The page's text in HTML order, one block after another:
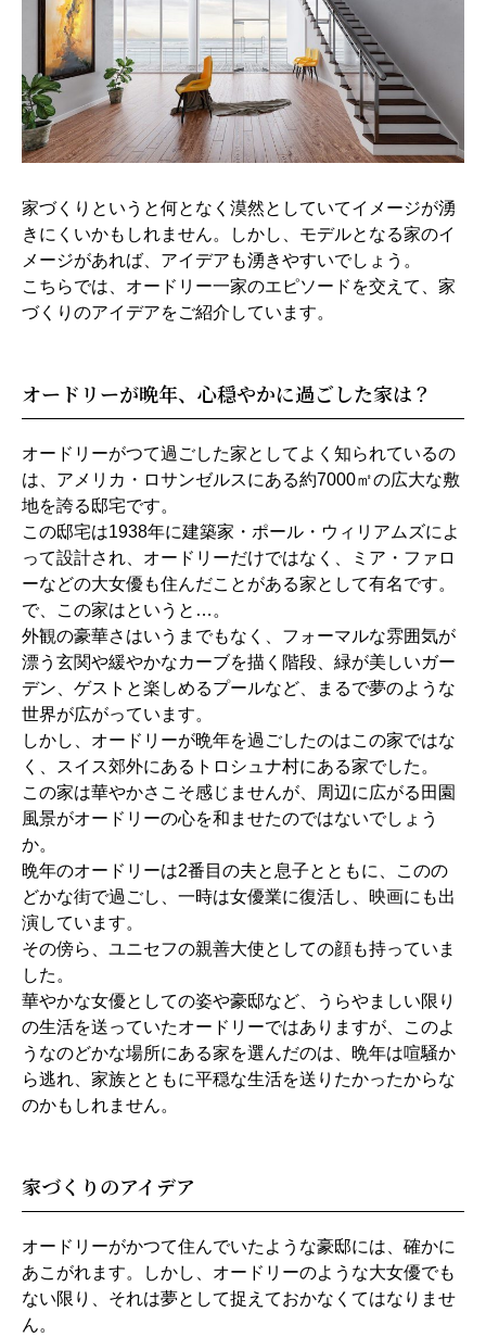
家づくりというと何となく漠然としていてイメージが湧
きにくいかもしれません。しかし、モデルとなる家のイ
メージがあれば、アイデアも湧きやすいでしょう。
こちらでは、オードリー一家のエピソードを交えて、家
づくりのアイデアをご紹介しています。
オードリーが晩年、心穏やかに過ごした家は？
オードリーがつて過ごした家としてよく知られているの
は、アメリカ・ロサンゼルスにある約7000㎡の広大な敷
地を誇る邸宅です。
この邸宅は1938年に建築家・ポール・ウィリアムズによ
って設計され、オードリーだけではなく、ミア・ファロ
ーなどの大女優も住んだことがある家として有名です。
で、この家はというと…。
外観の豪華さはいうまでもなく、フォーマルな雰囲気が
漂う玄関や緩やかなカーブを描く階段、緑が美しいガー
デン、ゲストと楽しめるプールなど、まるで夢のような
世界が広がっています。
しかし、オードリーが晩年を過ごしたのはこの家ではな
く、スイス郊外にあるトロシュナ村にある家でした。
この家は華やかさこそ感じませんが、周辺に広がる田園
風景がオードリーの心を和ませたのではないでしょう
か。
晩年のオードリーは2番目の夫と息子とともに、このの
どかな街で過ごし、一時は女優業に復活し、映画にも出
演しています。
その傍ら、ユニセフの親善大使としての顔も持っていま
した。
華やかな女優としての姿や豪邸など、うらやましい限り
の生活を送っていたオードリーではありますが、このよ
うなのどかな場所にある家を選んだのは、晩年は喧騒か
ら逃れ、家族とともに平穏な生活を送りたかったからな
のかもしれません。
家づくりのアイデア
オードリーがかつて住んでいたような豪邸には、確かに
あこがれます。しかし、オードリーのような大女優でも
ない限り、それは夢として捉えておかなくてはなりませ
ん。